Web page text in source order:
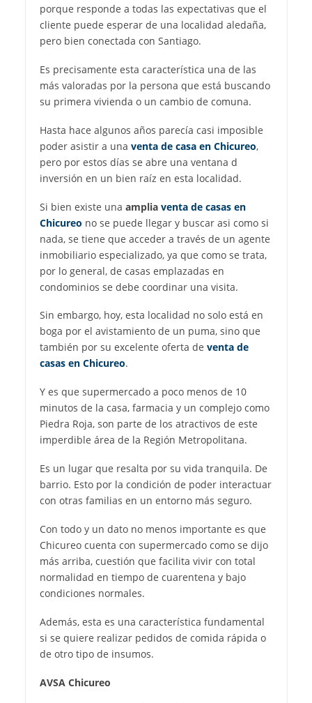
porque responde a todas las expectativas que el
cliente puede esperar de una localidad aledaña,
pero bien conectada con Santiago.
Es precisamente esta característica una de las
más valoradas por la persona que está buscando
su primera vivienda o un cambio de comuna.
Hasta hace algunos años parecía casi imposible
poder asistir a una venta de casa en Chicureo,
pero por estos días se abre una ventana d
inversión en un bien raíz en esta localidad.
Si bien existe una amplia venta de casas en
Chicureo no se puede llegar y buscar asi como si
nada, se tiene que acceder a través de un agente
inmobiliario especializado, ya que como se trata,
por lo general, de casas emplazadas en
condominios se debe coordinar una visita.
Sin embargo, hoy, esta localidad no solo está en
boga por el avistamiento de un puma, sino que
también por su excelente oferta de venta de
casas en Chicureo.
Y es que supermercado a poco menos de 10
minutos de la casa, farmacia y un complejo como
Piedra Roja, son parte de los atractivos de este
imperdible área de la Región Metropolitana.
Es un lugar que resalta por su vida tranquila. De
barrio. Esto por la condición de poder interactuar
con otras familias en un entorno más seguro.
Con todo y un dato no menos importante es que
Chicureo cuenta con supermercado como se dijo
más arriba, cuestión que facilita vivir con total
normalidad en tiempo de cuarentena y bajo
condiciones normales.
Además, esta es una característica fundamental
si se quiere realizar pedidos de comida rápida o
de otro tipo de insumos.
AVSA Chicureo